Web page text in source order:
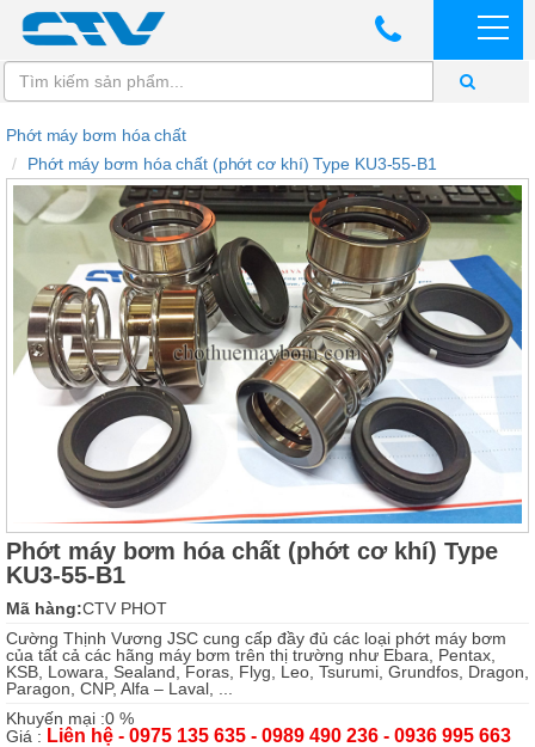
Phớt máy bơm hóa chất
Phớt máy bơm hóa chất (phớt cơ khí) Type KU3-55-B1
Phớt máy bơm hóa chất (phớt cơ khí) Type
KU3-55-B1
Mã hàng:CTV PHOT
Cường Thịnh Vương JSC cung cấp đầy đủ các loại phớt máy bơm
của tất cả các hãng máy bơm trên thị trường như Ebara, Pentax,
KSB, Lowara, Sealand, Foras, Flyg, Leo, Tsurumi, Grundfos, Dragon,
Paragon, CNP, Alfa – Laval, ...
Khuyến mại :0 %
Giá : Liên hệ - 0975 135 635 - 0989 490 236 - 0936 995 663